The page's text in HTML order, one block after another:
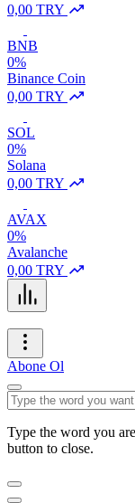
0,00 TRY
BNB
0%
Binance Coin
0,00 TRY
SOL
0%
Solana
0,00 TRY
AVAX
0%
Avalanche
0,00 TRY
Abone Ol
Type the word you
button to close.